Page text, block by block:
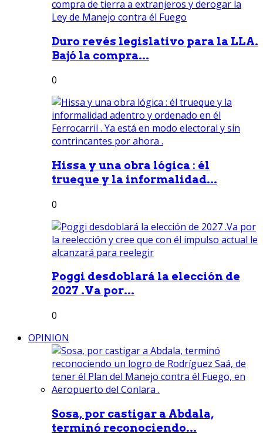
Duro revés legislativo para la LLA.
Bajó la compra...
0
Hissa y una obra lógica : él
trueque y la informalidad...
0
Poggi desdoblará la elección de
2027 .Va por...
0
OPINION
Sosa, por castigar a Abdala,
terminó reconociendo...